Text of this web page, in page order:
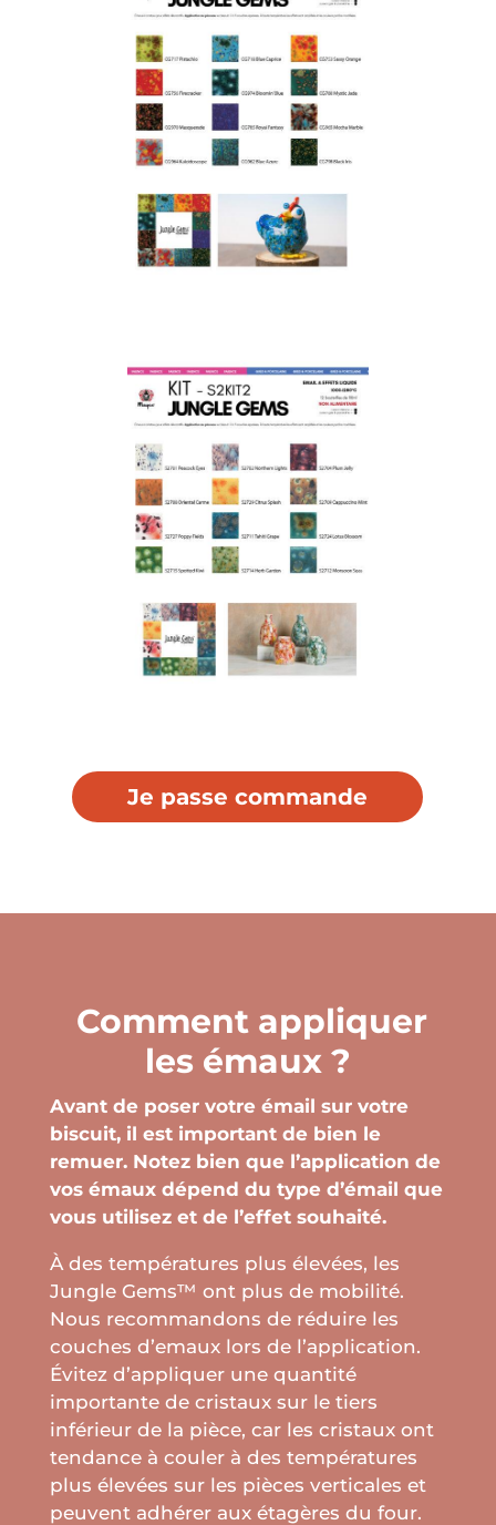
Je passe commande
Comment appliquer
les émaux ?
Avant de poser votre émail sur votre
biscuit, il est important de bien le
remuer. Notez bien que l’application de
vos émaux dépend du type d’émail que
vous utilisez et de l’effet souhaité.
À des températures plus élevées, les
Jungle Gems™ ont plus de mobilité.
Nous recommandons de réduire les
couches d’emaux lors de l’application.
Évitez d’appliquer une quantité
importante de cristaux sur le tiers
inférieur de la pièce, car les cristaux ont
tendance à couler à des températures
plus élevées sur les pièces verticales et
peuvent adhérer aux étagères du four.